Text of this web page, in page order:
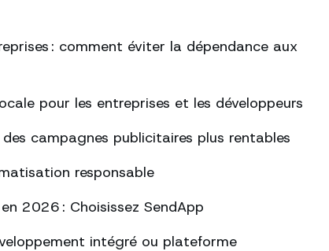
: comment éviter la dépendance aux
pour les entreprises et les développeurs
campagnes publicitaires plus rentables
responsable
2026 : Choisissez SendApp
intégré ou plateforme